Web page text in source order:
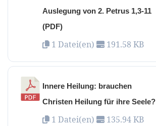
Auslegung von 2. Petrus 1,3-11
(PDF)
1 Datei(en) 191.58 KB
Innere Heilung: brauchen
Christen Heilung für ihre Seele?
1 Datei(en) 135.94 KB